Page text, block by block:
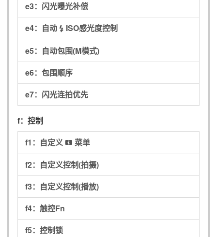
e3： 闪光曝光补偿
e4： 自动 c ISO感光度控制
e5： 自动包围(M模式)
e6： 包围顺序
e7： 闪光连拍优先
f： 控制
f1： 自定义 i 菜单
f2： 自定义控制(拍摄)
f3： 自定义控制(播放)
f4： 触控Fn
f5： 控制锁